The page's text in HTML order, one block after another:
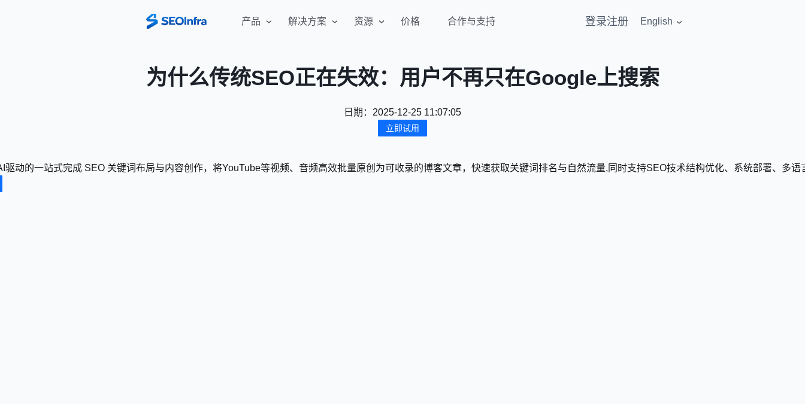
产品 解决方案 资源 价格 合作与支持 登录注册 English
为什么传统SEO正在失效：用户不再只在Google上搜索
日期： 2025-12-25 11:07:05
立即试用
驱动的一站式完成 SEO 关键词布局与内容创作，将YouTube等视频、音频高效批量原创为可收录的博客文章，快速获取关键词排名与自然流量,同时支持SEO技术结构优化、系统部署、多